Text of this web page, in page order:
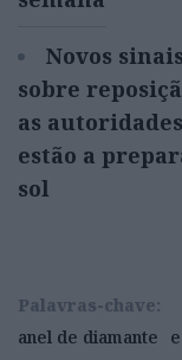
Novos
sobre
as
estão a
sol
Palavras-chave:
anel de diamante